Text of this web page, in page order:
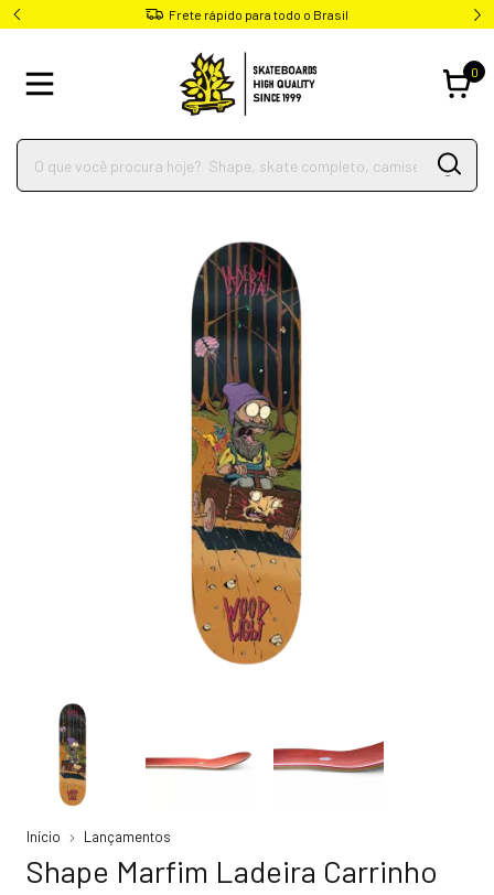
Frete rápido para todo o Brasil
0
Início Lançamentos
Shape Marfim Ladeira Carrinho